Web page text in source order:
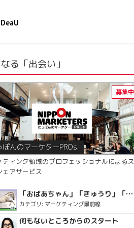
る「出会い」
ぽんのマーケターPROs.
ティング領域のプロフェッショナルによるス
ェアサービス
「おばあちゃん」「きゅうり」「ディスコで踊るおじさん」をCM素材に使った、「気持ちよさ」が売りの意外な商品とは？
カテゴリ: マーケティング最前線
何もないところからのスタート